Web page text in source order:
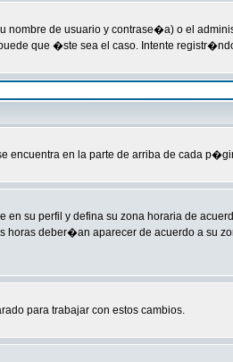
de usuario y contrase�a) o el
que �ste sea el caso. Intente
encuentra en la parte de arriba de cada
en su perfil y defina su zona horaria de
deber�an aparecer de acuerdo a su
para trabajar con estos cambios.